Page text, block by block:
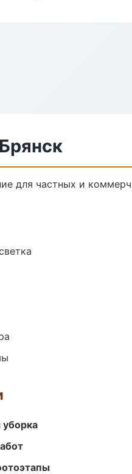
для частных и
уборка